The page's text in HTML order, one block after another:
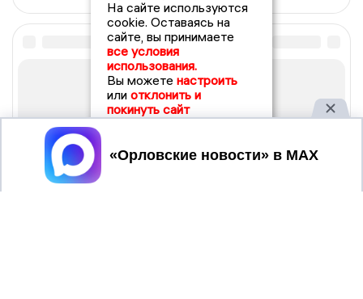
На сайте используются
cookie. Оставаясь на
сайте, вы принимаете
все условия
использования.
Вы можете настроить
или отклонить и
покинуть сайт
Принять